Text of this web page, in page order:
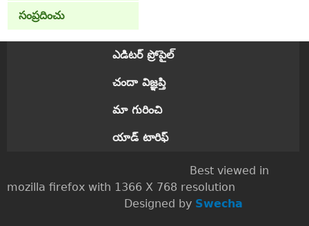
సంప్రదించు
ఎడిటర్ ప్రోపైల్
చందా విజ్ఞప్తి
మా గురించి
యాడ్ టారిఫ్
Best viewed in
mozilla firefox with 1366 X 768 resolution
Designed by Swecha